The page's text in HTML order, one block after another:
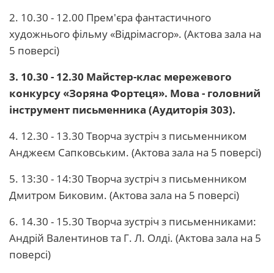
2. 10.30 - 12.00 Прем'єра фантастичного
художнього фільму «Відрімасгор». (Актова зала на
5 поверсі)
3. 10.30 - 12.30 Майстер-клас мережевого
конкурсу «Зоряна Фортеця». Мова - головний
інструмент письменника (Аудиторія 303).
4. 12.30 - 13.30 Творча зустріч з письменником
Анджеєм Сапковським. (Актова зала на 5 поверсі)
5. 13:30 - 14:30 Творча зустріч з письменником
Дмитром Биковим. (Актова зала на 5 поверсі)
6. 14.30 - 15.30 Творча зустріч з письменниками:
Андрій Валентинов та Г. Л. Олді. (Актова зала на 5
поверсі)